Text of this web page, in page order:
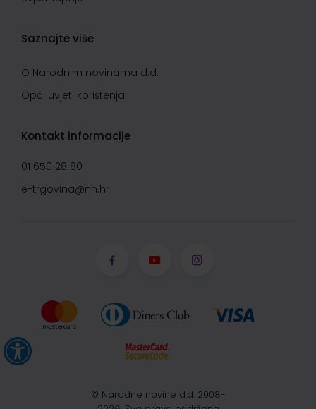
Saznajte više
O Narodnim novinama d.d.
Opći uvjeti korištenja
Kontakt informacije
01 650 28 80
e-trgovina@nn.hr
© Narodne novine d.d. 2008-